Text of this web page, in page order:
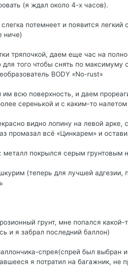
(я ждал около 4-х часов).
потемнеет и появится
ниче)
тряпочкой, даем еще час на
того чтобы снять по максимуму
BODY «No-rust»
им всю поверхность, и даем
серенькой и с каким-то налетом
видно лопину на левой арке,
промазал всё «Цинкарем» и
металл покрылся серым грунтовым
(теперь для лучшей
грунт, мне попался
и я забрал последний баллон)
спрея(спрей был выбран
я потратил на багажник, не